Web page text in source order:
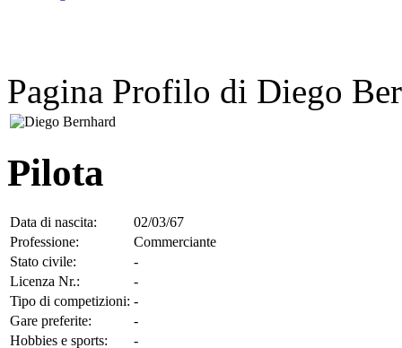
Pagina Profilo di Diego
Pilota
Data di nascita:
02/03/67
Professione:
Commerciante
Stato civile:
-
Licenza Nr.:
-
Tipo di competizioni: -
Gare preferite:
-
Hobbies e sports:
-